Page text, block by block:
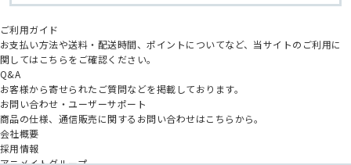
ご利用ガイド
お支払い方法や送料・配送時間、ポイントについてなど、当サイトのご利用に
関してはこちらをご確認ください。
Q&A
お客様から寄せられたご質問などを掲載しております。
お問い合わせ・ユーザーサポート
商品の仕様、通信販売に関するお問い合わせはこちらから。
会社概要
採用情報